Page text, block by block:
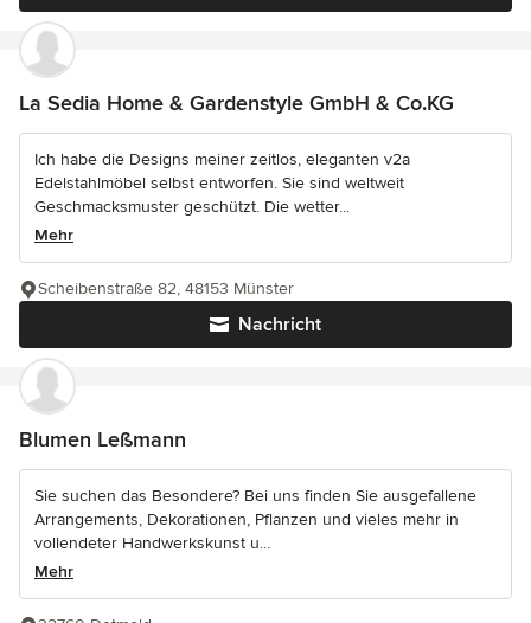
La Sedia Home & Gardenstyle GmbH & Co.KG
Ich habe die Designs meiner zeitlos, eleganten v2a
Edelstahlmöbel selbst entworfen. Sie sind weltweit
Geschmacksmuster geschützt. Die wetter...
Mehr
Nachricht
Scheibenstraße 82, 48153 Münster
Blumen Leßmann
Sie suchen das Besondere? Bei uns finden Sie ausgefallene
Arrangements, Dekorationen, Pflanzen und vieles mehr in
vollendeter Handwerkskunst u...
Mehr